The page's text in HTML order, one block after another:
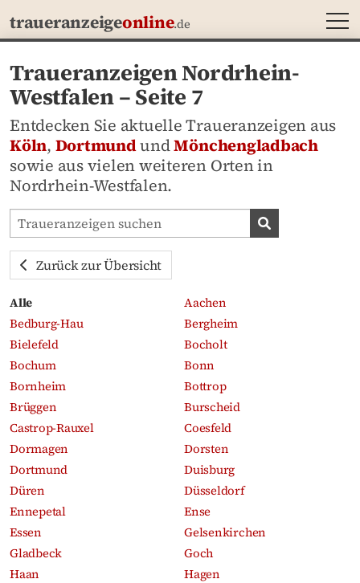
traueranzeigeonline.de
Traueranzeigen Nordrhein-
Westfalen – Seite 7
Entdecken Sie aktuelle Traueranzeigen aus
Köln, DortmundundMönchengladbach
sowie aus vielen weiteren Orten in
Nordrhein-Westfalen.
Traueranzeigen-Portal durchsuchen
Zurück zur Übersicht
Alle
Aachen
Bedburg-Hau
Bergheim
Bielefeld
Bocholt
Bochum
Bonn
Bornheim
Bottrop
Brüggen
Burscheid
Castrop-Rauxel
Coesfeld
Dormagen
Dorsten
Dortmund
Duisburg
Düren
Düsseldorf
Ennepetal
Ense
Essen
Gelsenkirchen
Gladbeck
Goch
Haan
Hagen